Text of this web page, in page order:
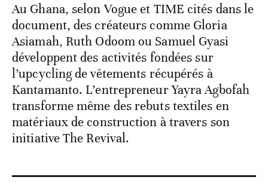
Au Ghana, selon Vogue et TIME cités dans le
document, des créateurs comme Gloria
Asiamah, Ruth Odoom ou Samuel Gyasi
développent des activités fondées sur
l’upcycling de vêtements récupérés à
Kantamanto. L’entrepreneur Yayra Agbofah
transforme même des rebuts textiles en
matériaux de construction à travers son
initiative The Revival.